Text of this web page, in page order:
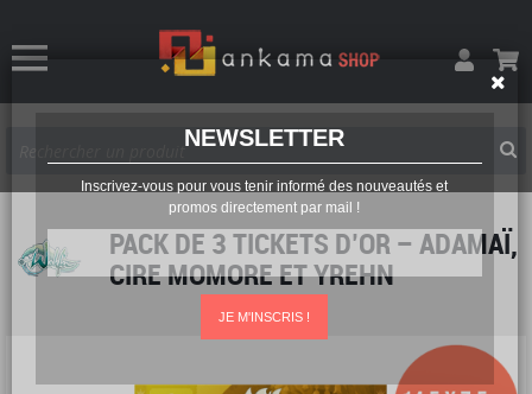
NEWSLETTER
Inscrivez-vous pour vous tenir informé des nouveautés et
promos directement par mail !
JE M'INSCRIS !
PACK DE 3 TICKETS D’OR – ADAMAÏ,
CIRE MOMORE ET YREHN